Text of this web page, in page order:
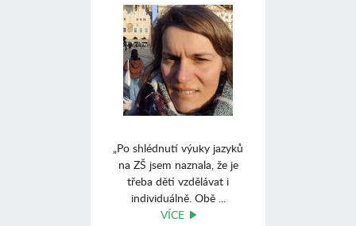
„Po shlédnutí výuky jazyků
na ZŠ jsem naznala, že je
třeba děti vzdělávat i
individuálně. Obě ...
VÍCE